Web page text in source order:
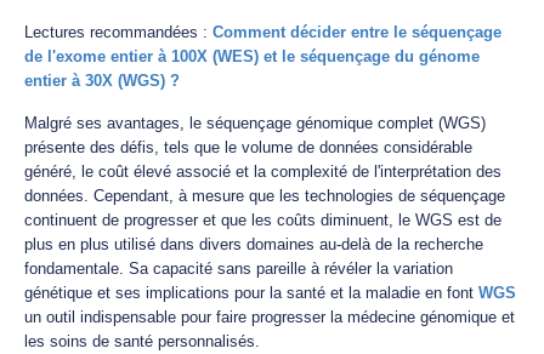
Lectures recommandées : Comment décider entre le séquençage
de l'exome entier à 100X (WES) et le séquençage du génome
entier à 30X (WGS) ?
Malgré ses avantages, le séquençage génomique complet (WGS)
présente des défis, tels que le volume de données considérable
généré, le coût élevé associé et la complexité de l'interprétation des
données. Cependant, à mesure que les technologies de séquençage
continuent de progresser et que les coûts diminuent, le WGS est de
plus en plus utilisé dans divers domaines au-delà de la recherche
fondamentale. Sa capacité sans pareille à révéler la variation
génétique et ses implications pour la santé et la maladie en font WGS
un outil indispensable pour faire progresser la médecine génomique et
les soins de santé personnalisés.